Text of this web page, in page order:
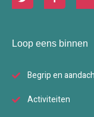
Loop eens binnen
Begrip en
Activiteiten